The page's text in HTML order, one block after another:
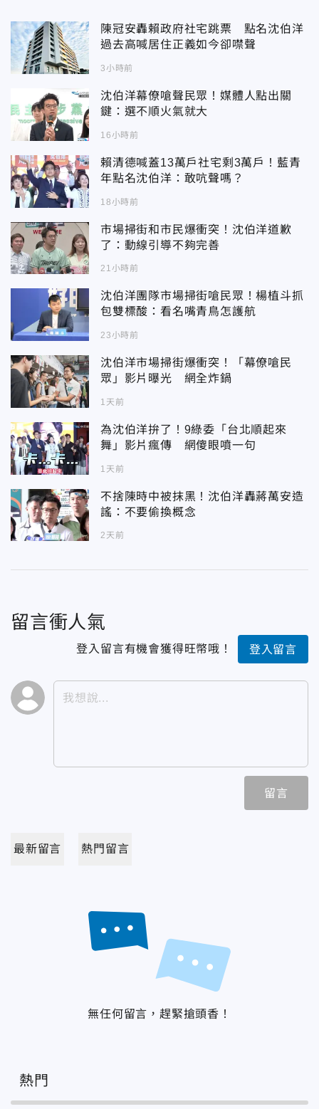
陳冠安轟賴政府社宅跳票 點名沈伯洋
過去高喊居住正義如今卻噤聲
3小時前
沈伯洋幕僚嗆聲民眾！媒體人點出關
鍵：選不順火氣就大
16小時前
賴清德喊蓋13萬戶社宅剩3萬戶！藍青
年點名沈伯洋：敢吭聲嗎？
18小時前
市場掃街和市民爆衝突！沈伯洋道歉
了：動線引導不夠完善
21小時前
沈伯洋團隊市場掃街嗆民眾！楊植斗抓
包雙標酸：看名嘴青鳥怎護航
23小時前
沈伯洋市場掃街爆衝突！「幕僚嗆民
眾」影片曝光 網全炸鍋
1天前
為沈伯洋拚了！9綠委「台北順起來
舞」影片瘋傳 網傻眼噴一句
1天前
不捨陳時中被抹黑！沈伯洋轟蔣萬安造
謠：不要偷換概念
2天前
留言衝人氣
登入留言有機會獲得旺幣哦！ 登入留言
留言
最新留言 熱門留言
無任何留言，趕緊搶頭香！
熱門